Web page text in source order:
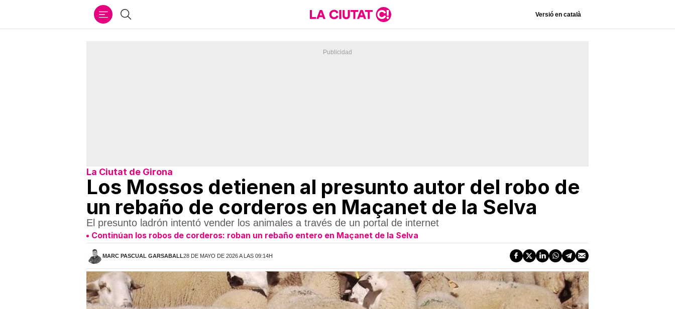
Buscar Versió en català
La Ciutat de Girona
Los Mossos detienen al presunto autor del robo de
un rebaño de corderos en Maçanet de la Selva
El presunto ladrón intentó vender los animales a través de un portal de internet
Continúan los robos de corderos: roban un rebaño entero en Maçanet de la Selva
MARC PASCUAL GARSABALL28 DE MAYO DE 2026 A LAS 09:14H